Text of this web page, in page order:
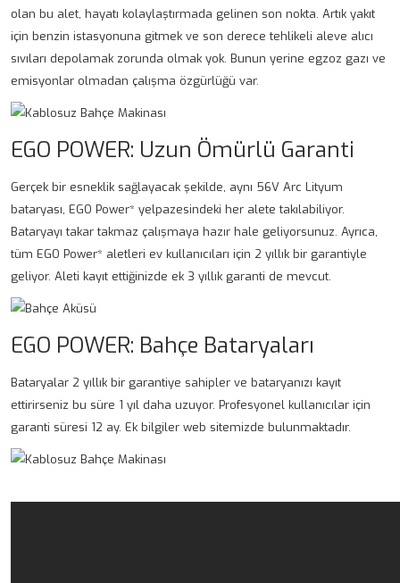
olan bu alet, hayatı kolaylaştırmada gelinen son nokta. Artık yakıt
için benzin istasyonuna gitmek ve son derece tehlikeli aleve alıcı
sıvıları depolamak zorunda olmak yok. Bunun yerine egzoz gazı ve
emisyonlar olmadan çalışma özgürlüğü var.
EGO POWER: Uzun Ömürlü Garanti
Gerçek bir esneklik sağlayacak şekilde, aynı 56V Arc Lityum
bataryası, EGO Power* yelpazesindeki her alete takılabiliyor.
Bataryayı takar takmaz çalışmaya hazır hale geliyorsunuz. Ayrıca,
tüm EGO Power* aletleri ev kullanıcıları için 2 yıllık bir garantiyle
geliyor. Aleti kayıt ettiğinizde ek 3 yıllık garanti de mevcut.
EGO POWER: Bahçe Bataryaları
Bataryalar 2 yıllık bir garantiye sahipler ve bataryanızı kayıt
ettirirseniz bu süre 1 yıl daha uzuyor. Profesyonel kullanıcılar için
garanti süresi 12 ay. Ek bilgiler web sitemizde bulunmaktadır.